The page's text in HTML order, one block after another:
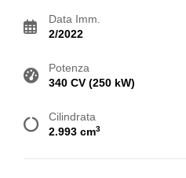
Data Imm.
2/2022
Potenza
340 CV (250 kW)
Cilindrata
2.993 cm3